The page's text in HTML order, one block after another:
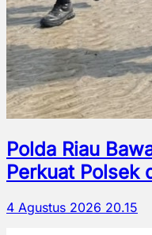
Polda Riau
Perkuat Polsek
4 Agustus 2026 20.15